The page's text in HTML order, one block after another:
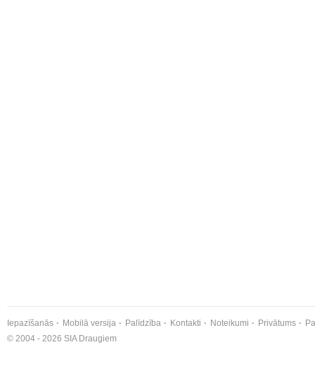
Iepazīšanās Mobilā versija Palīdzība Kontakti Noteikumi Privātums
© 2004 - 2026 SIA Draugiem